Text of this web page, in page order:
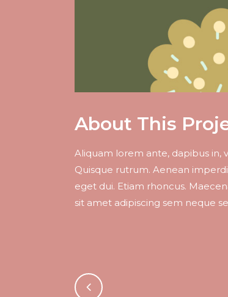
About This
Aliquam lorem ante, dapibus in,
Quisque rutrum. Aenean
eget dui. Etiam rhoncus.
sit amet adipiscing sem neque